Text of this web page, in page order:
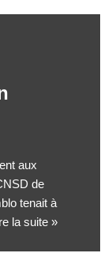
aux
de
tenait à
la suite »